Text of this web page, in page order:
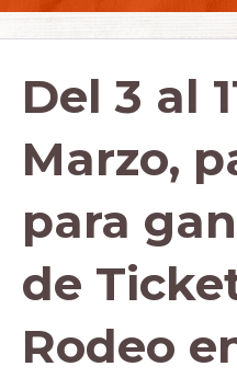
Del 3 al
Marzo,
para
de
Rodeo